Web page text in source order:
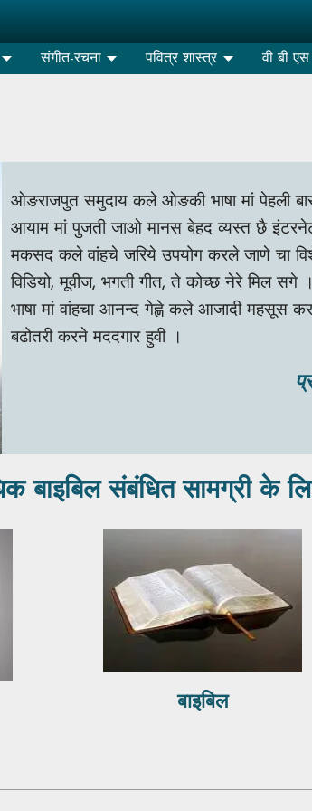
संगीत-रचना पवित्र शास्त्र वी बी एस
ओङराजपुत समुदाय कले ओङकी भाषा मां पेहली
आयाम मां पुजती जाओ मानस बेहद व्यस्त छै
मकसद कले वांहचे जरिये उपयोग करले जाणे चा
विडियो, मूवीज, भगती गीत, ते कोच्छ नेरे मिल सगे
भाषा मां वांहचा आनन्द गेह्णे कले आजादी महसूस
बढोतरी करने मददगार हुवी ।
बाइबिल संबंधित सामग्री के
बाइबिल